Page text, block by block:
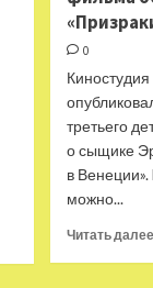
0
третьего
о сыщике
в
можно...
Читать